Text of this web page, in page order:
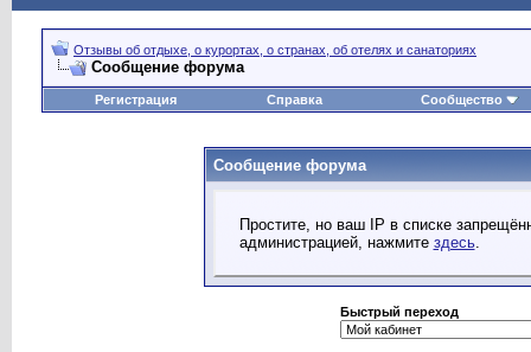
Отзывы об отдыхе, о курортах, о странах, об отелях и санаториях
Сообщение форума
Регистрация Справка Сообщество
Сообщение форума
Простите, но ваш IP в списке
администрацией, нажмите здесь.
Быстрый переход